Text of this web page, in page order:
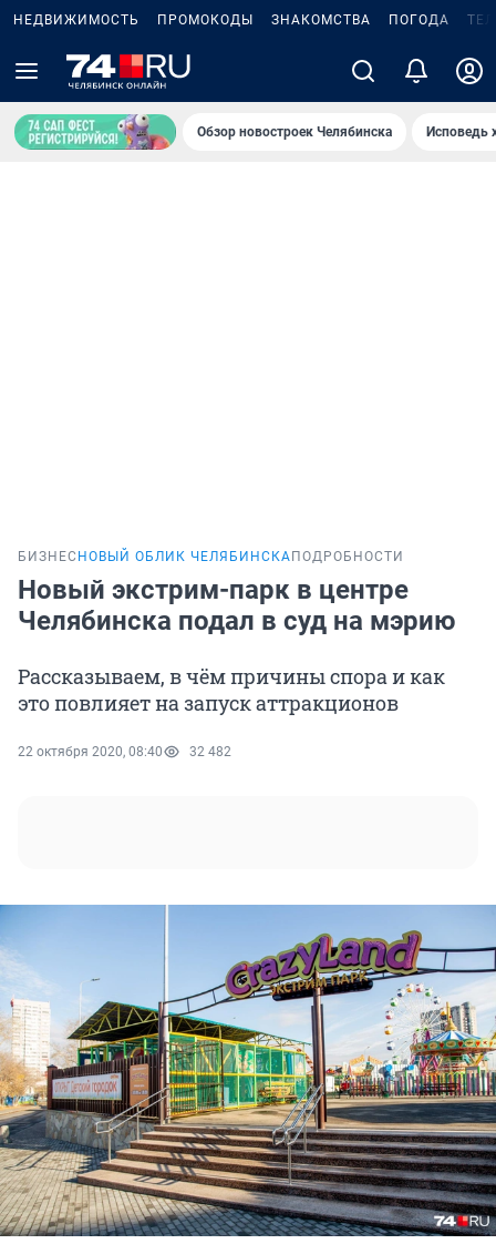
НЕДВИЖИМОСТЬ ПРОМОКОДЫ ЗНАКОМСТВА ПОГОДА
Обзор новостроек Челябинска Исповедь
БИЗНЕС НОВЫЙ ОБЛИК ЧЕЛЯБИНСКА ПОДРОБНОСТИ
Новый экстрим-парк в центре
Челябинска подал в суд на мэрию
Рассказываем, в чём причины спора и как
это повлияет на запуск аттракционов
22 октября 2020, 08:40 32 482